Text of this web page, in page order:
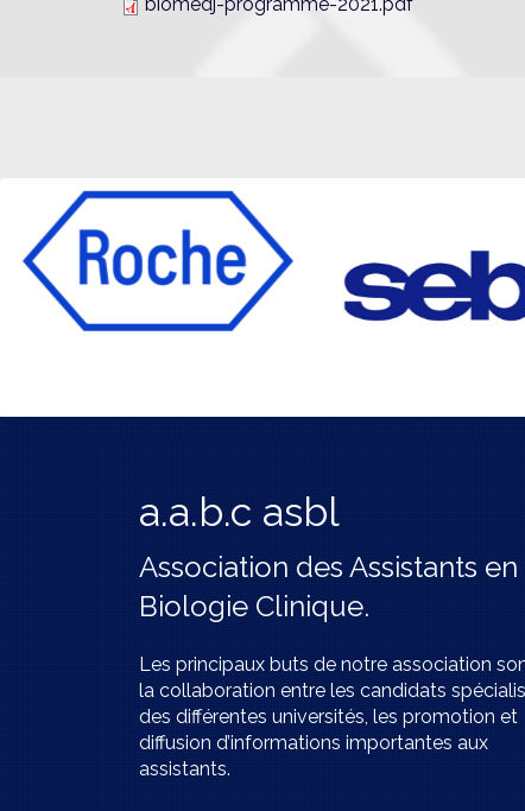
a.a.b.c asbl
Association des Assistants en
Biologie Clinique.
Les principaux buts de notre association
la collaboration entre les candidats
des différentes universités, les promotion et
diffusion d’informations importantes aux
assistants.